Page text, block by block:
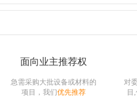
面向业主推荐权
急需采购大批设备或材料的
项目，我们优先推荐
对
目